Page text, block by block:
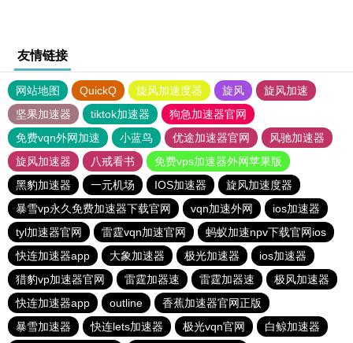
友情链接
网站地图 QuickQ 旋风加速度器 旋风
旋风加速
坚果加速器
tiktok加速器
狗急加速器官网
免费vqn外网加速
小蓝鸟 优途加速器官网
风驰加速器
旋风加速器
八戒看书
免费vps加速器外网苹果版
黑豹加速器
一元机场 IOS加速器
旋风加速度器
暴雪vp永久免费加速器下载官网
vqn加速外网
ios加速器
tyl加速器官网
雷霆vqn加速官网
蚂蚁加速npv下载官网ios
快连加速器app
大象加速器 极光加速器
ios加速器
猎豹vp加速器官网
雷霆加器速 雷霆加器速
极风加速器
快连加速器app
outline
香蕉加速器官网正版
暴雪加速器
快连lets加速器 极光vqn官网 白鲸加速器